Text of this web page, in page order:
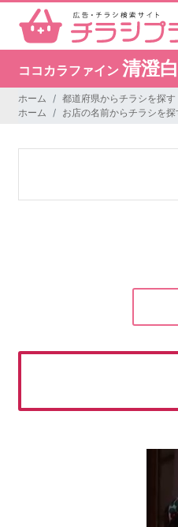
ココカラファイン 清澄
ホーム 都道府県からチラシを探す
ホーム
お店の名前からチラシを探